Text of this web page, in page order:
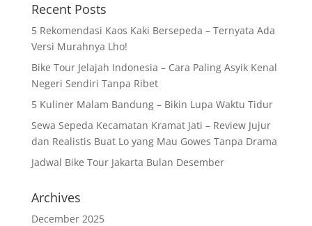
Recent Posts
5 Rekomendasi Kaos Kaki Bersepeda – Ternyata Ada
Versi Murahnya Lho!
Bike Tour Jelajah Indonesia – Cara Paling Asyik Kenal
Negeri Sendiri Tanpa Ribet
5 Kuliner Malam Bandung – Bikin Lupa Waktu Tidur
Sewa Sepeda Kecamatan Kramat Jati – Review Jujur
dan Realistis Buat Lo yang Mau Gowes Tanpa Drama
Jadwal Bike Tour Jakarta Bulan Desember
Archives
December 2025